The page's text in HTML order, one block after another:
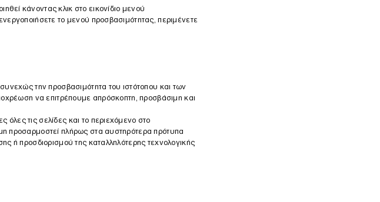
κάνοντας κλικ στο εικονίδιο μενού
το μενού προσβασιμότητας, περιμένετε
την προσβασιμότητα του ιστότοπου και των
να επιτρέπουμε απρόσκοπτη, προσβάσιμη και
τις σελίδες και το περιεχόμενο στο
προσαρμοστεί πλήρως στα αυστηρότερα πρότυπα
ή προσδιορισμού της καταλληλότερης τεχνολογικής